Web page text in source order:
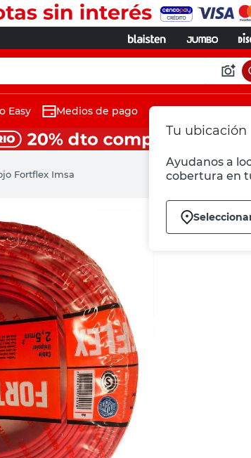
Tu ubicación
Ayudanos a
cobertura en
Easy Medios de pago
Fortflex Imsa